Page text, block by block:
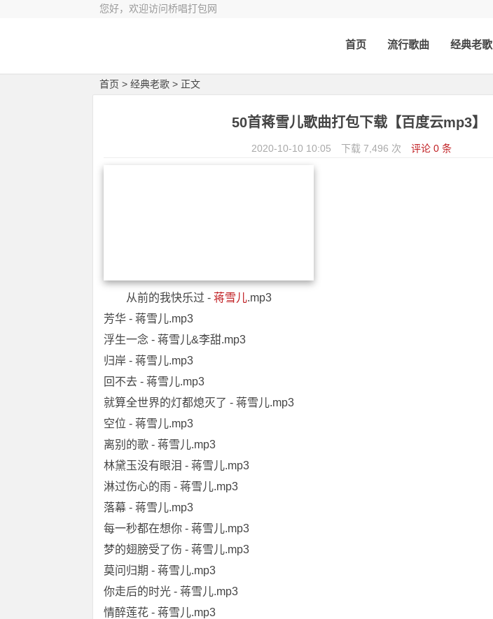
您好，欢迎访问桥唱打包网
首页 流行歌曲 经典老歌
首页 > 经典老歌 > 正文
50首蒋雪儿歌曲打包下载【百度云mp3】
2020-10-10 10:05 下载 7,496 次 评论 0 条
从前的我快乐过 - 蒋雪儿.mp3
芳华 - 蒋雪儿.mp3
浮生一念 - 蒋雪儿&李甜.mp3
归岸 - 蒋雪儿.mp3
回不去 - 蒋雪儿.mp3
就算全世界的灯都熄灭了 - 蒋雪儿.mp3
空位 - 蒋雪儿.mp3
离别的歌 - 蒋雪儿.mp3
林黛玉没有眼泪 - 蒋雪儿.mp3
淋过伤心的雨 - 蒋雪儿.mp3
落幕 - 蒋雪儿.mp3
每一秒都在想你 - 蒋雪儿.mp3
梦的翅膀受了伤 - 蒋雪儿.mp3
莫问归期 - 蒋雪儿.mp3
你走后的时光 - 蒋雪儿.mp3
情醉莲花 - 蒋雪儿.mp3